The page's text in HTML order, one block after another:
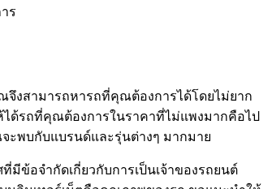
ร
จึงสามารถหารถที่คุณต้องการได้โดยไม่ยาก
ด้รถที่คุณต้องการในราคาที่ไม่แพงมากคือไป
ะพบกับแบรนด์และรุ่นต่างๆ มากมาย
ข้อจำกัดเกี่ยวกับการเป็นเจ้าของรถยนต์